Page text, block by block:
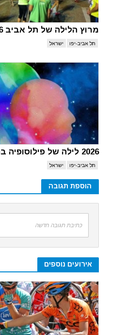
מרוץ הלילה של תל אביב 2026
תל אביב-יפו ישראל
2026 לילה של פילוסופיה בתל אביב
תל אביב-יפו ישראל
הוספת תגובה
כתיבת תגובה חדשה
אירועים נוספים